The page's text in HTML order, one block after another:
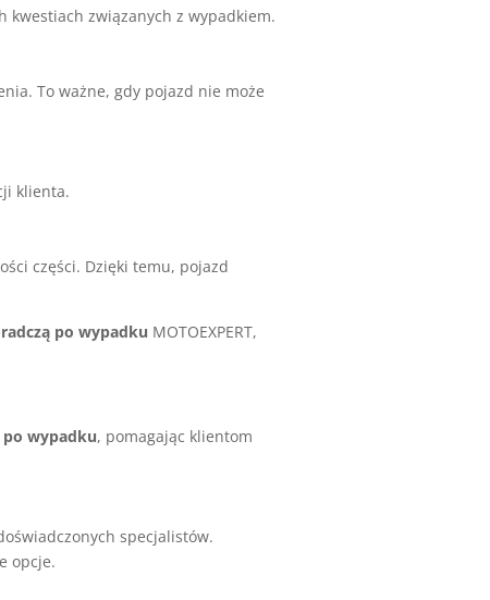
kwestiach związanych z wypadkiem.
To ważne, gdy pojazd nie może
klienta.
części. Dzięki temu, pojazd
po wypadku MOTOEXPERT,
po wypadku, pomagając klientom
specjalistów.
opcje.